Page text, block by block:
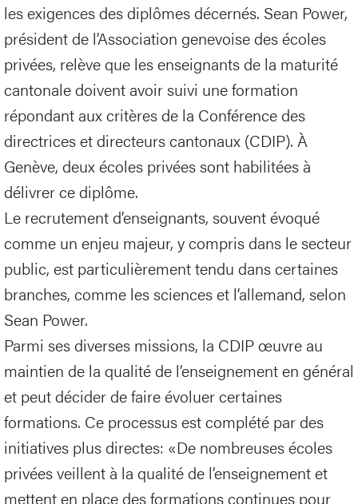
les exigences des diplômes décernés. Sean Power,
président de l’Association genevoise des écoles
privées, relève que les enseignants de la maturité
cantonale doivent avoir suivi une formation
répondant aux critères de la Conférence des
directrices et directeurs cantonaux (CDIP). À
Genève, deux écoles privées sont habilitées à
délivrer ce diplôme.
Le recrutement d’enseignants, souvent évoqué
comme un enjeu majeur, y compris dans le secteur
public, est particulièrement tendu dans certaines
branches, comme les sciences et l’allemand, selon
Sean Power.
Parmi ses diverses missions, la CDIP œuvre au
maintien de la qualité de l’enseignement en général
et peut décider de faire évoluer certaines
formations. Ce processus est complété par des
initiatives plus directes: «De nombreuses écoles
privées veillent à la qualité de l’enseignement et
mettent en place des formations continues pour